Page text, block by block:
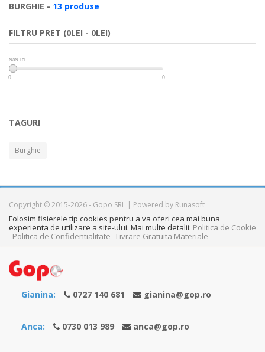
BURGHIE - 13 produse
FILTRU PRET (0LEI - 0LEI)
NaN Lei
NaN Lei
0 0
TAGURI
Burghie
Copyright © 2015-2026 - Gopo SRL | Powered by Runasoft
Folosim fisierele tip cookies pentru a va oferi cea mai buna
experienta de utilizare a site-ului. Mai multe detalii: Politica de Cookie
Politica de Confidentialitate
Livrare Gratuita Materiale
Gianina: 0727 140 681 gianina@gop.ro
Anca: 0730 013 989 anca@gop.ro